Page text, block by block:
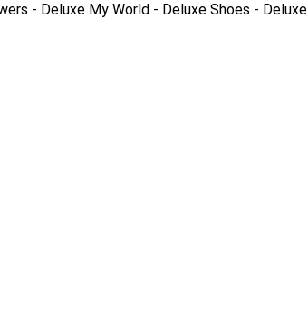
- Deluxe My World - Deluxe Shoes - Deluxe